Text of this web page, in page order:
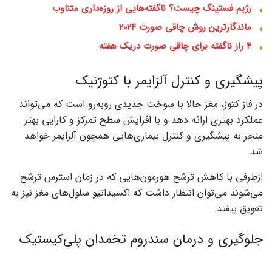
رژیم فستینگ چیست؟ ناگفته‌هایی از روزه‌داری متناوب
ماندگارترین روش چاقی صورت ۲۰۲۴
۴ راز ناگفته برای چاقی صورت دریک هفته
پیشگیری و کنترل آلزایمر با کتوژنیک
در فاز کتوز، مغز حالا با سوخت جدیدی روبه‌رو است که می‌تواند
عملکرد بهتری ارائه دهد و با افزایش سطح تمرکز و کارایی بهتر
منجر به پیشگیری و کنترل بیماری‌هایی همچون آلزایمر خواهد
شد.
ازطرفی با کاهش ترشح هورمون‌هایی که در زمان استرس ترشح
می‌شوند می‌توان انتظار داشت که اکسیداتیو سلول‌های مغز نیز به
تعویق بیفتد.
جلوگیری و درمان سندروم تخمدان پلی‌کیستیک